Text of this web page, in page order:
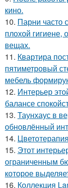
кино.
10. Парни часто
плохой гигиене,
вещах.
11. Квартира
пятиметровый
мебель
12. Интерьер
балансе
13. Таунхаус в
обновлённый
14.
15. Этот
ограниченным
которое
16. Коллекция